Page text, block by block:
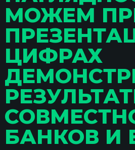
МОЖЕМ
ЦИФРАХ
БАНКОВ И